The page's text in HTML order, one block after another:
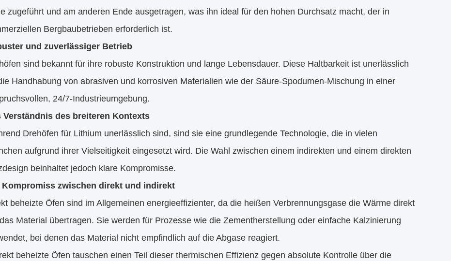
zugeführt und am anderen Ende ausgetragen, was ihn ideal für den hohen Durchsatz macht, der in
Bergbaubetrieben erforderlich ist.
und zuverlässiger Betrieb
sind bekannt für ihre robuste Konstruktion und lange Lebensdauer. Diese Haltbarkeit ist unerlässlich
Handhabung von abrasiven und korrosiven Materialien wie der Säure-Spodumen-Mischung in einer
24/7-Industrieumgebung.
Verständnis des breiteren Kontexts
Drehöfen für Lithium unerlässlich sind, sind sie eine grundlegende Technologie, die in vielen
aufgrund ihrer Vielseitigkeit eingesetzt wird. Die Wahl zwischen einem indirekten und einem direkten
beinhaltet jedoch klare Kompromisse.
Kompromiss zwischen direkt und indirekt
beheizte Öfen sind im Allgemeinen energieeffizienter, da die heißen Verbrennungsgase die Wärme direkt
Material übertragen. Sie werden für Prozesse wie die Zementherstellung oder einfache Kalzinierung
bei denen das Material nicht empfindlich auf die Abgase reagiert.
beheizte Öfen tauschen einen Teil dieser thermischen Effizienz gegen absolute Kontrolle über die